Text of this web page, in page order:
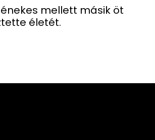
mellett másik öt
életét.